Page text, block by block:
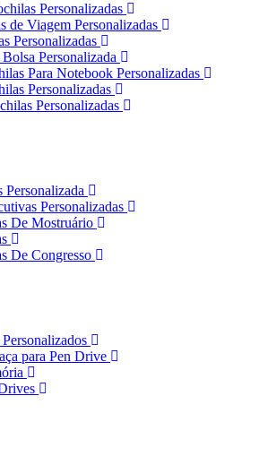
Personalizadas
de Viagem Personalizadas
Personalizadas
Personalizada
Para Notebook Personalizadas
Personalizadas
Personalizadas
Personalizada
Personalizadas
De Mostruário
De Congresso
para Pen Drive